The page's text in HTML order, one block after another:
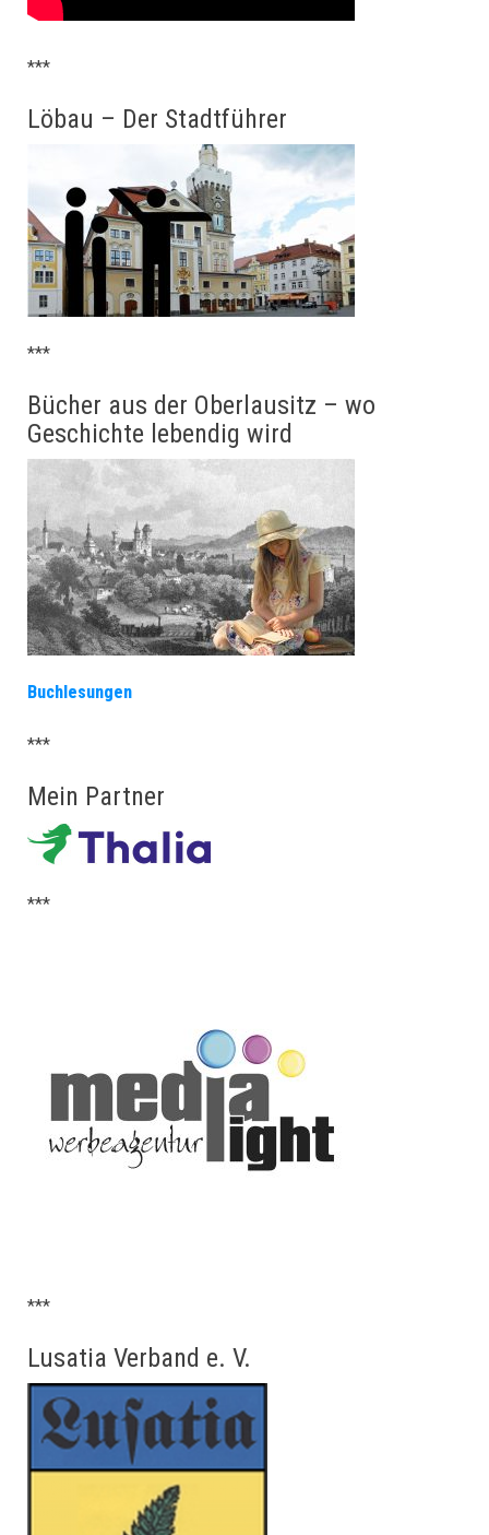
***
Löbau – Der Stadtführer
***
Bücher aus der Oberlausitz – wo
Geschichte lebendig wird
Buchlesungen
***
Mein Partner
***
***
Lusatia Verband e. V.